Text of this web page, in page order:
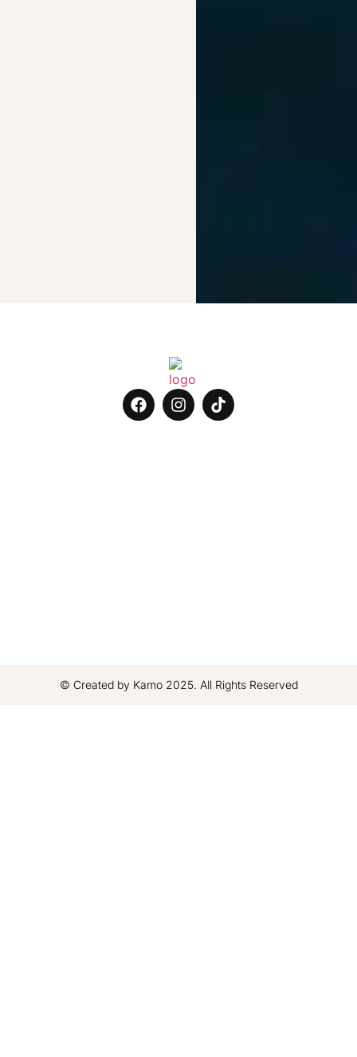
© Created by Kamo 2025. All Rights Reserved